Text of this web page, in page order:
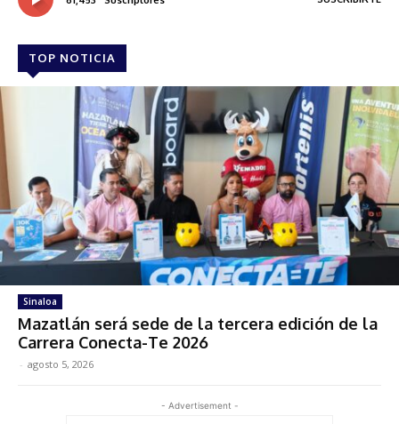
TOP NOTICIA
Sinaloa
Mazatlán será sede de la tercera edición de la
Carrera Conecta-Te 2026
- agosto 5, 2026
- Advertisement -